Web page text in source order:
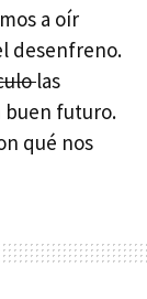
a oír
desenfreno.
las
buen futuro.
qué nos